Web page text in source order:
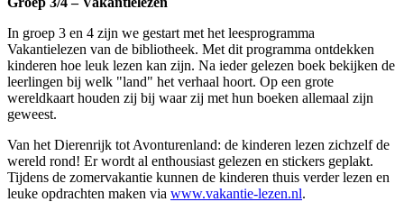
In groep 3 en 4 zijn we gestart met het leesprogramma
Vakantielezen van de bibliotheek. Met dit programma ontdekken
kinderen hoe leuk lezen kan zijn. Na ieder gelezen boek bekijken de
leerlingen bij welk "land" het verhaal hoort. Op een grote
wereldkaart houden zij bij waar zij met hun boeken allemaal zijn
geweest.
Van het Dierenrijk tot Avonturenland: de kinderen lezen zichzelf de
wereld rond! Er wordt al enthousiast gelezen en stickers geplakt.
Tijdens de zomervakantie kunnen de kinderen thuis verder lezen en
leuke opdrachten maken via www.vakantie-lezen.nl.